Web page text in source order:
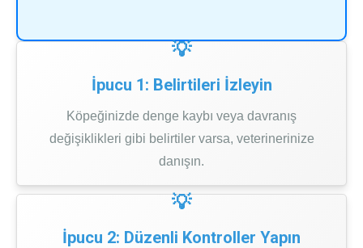
İpucu 1: Belirtileri İzleyin
Köpeğinizde denge kaybı veya davranış
değişiklikleri gibi belirtiler varsa, veterinerinize
danışın.
İpucu 2: Düzenli Kontroller Yapın